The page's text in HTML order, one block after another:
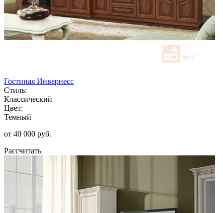
Гостиная Инвернесс
Стиль:
Классический
Цвет:
Темный
от 40 000 руб.
Рассчитать